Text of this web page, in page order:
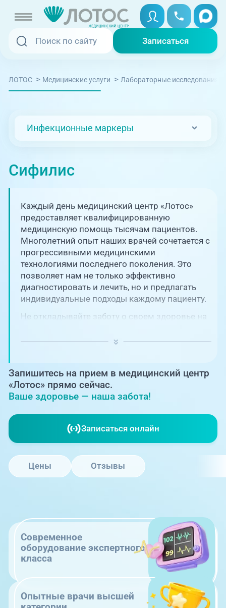
Записаться
Записаться
Услуги и цены
Отзывы
Адреса клиник
О клинике
Блог врачей
Новости
+7 (351) 220-00-03
Записаться онлайн
Вызвать скорую
Медицина на дому
Телемедицина
+7 (351) 220-00-03
Единая справочная служба,
запись на прием
+7 (351) 220-03-03
Центр амбулаторной
онкологической помощи
+7 (7142) 927-003
ЛОТОС > Медицинские услуги > Лабораторные исследования
Инфекционные маркеры
Сифилис
Каждый день медицинский центр «Лотос»
предоставляет квалифицированную
медицинскую помощь тысячам пациентов.
Многолетний опыт наших врачей сочетается с
прогрессивными медицинскими
технологиями последнего поколения. Это
позволяет нам не только эффективно
диагностировать и лечить, но и предлагать
индивидуальные подходы каждому пациенту.
Не откладывайте заботу о своем здоровье на
ключевую роль в поддержании вашего
Запишитесь на прием в медицинский центр
«Лотос» прямо сейчас.
Ваше здоровье — наша забота!
Записаться онлайн
Цены Отзывы
Современное
оборудование экспертного
класса
Опытные врачи высшей